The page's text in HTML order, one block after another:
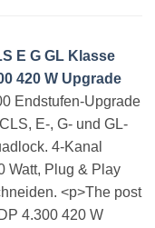
E G GL Klasse
420 W Upgrade
Endstufen-Upgrade
E-, G- und GL-
4-Kanal
Watt, Plug & Play
<p>The post
4.300 420 W